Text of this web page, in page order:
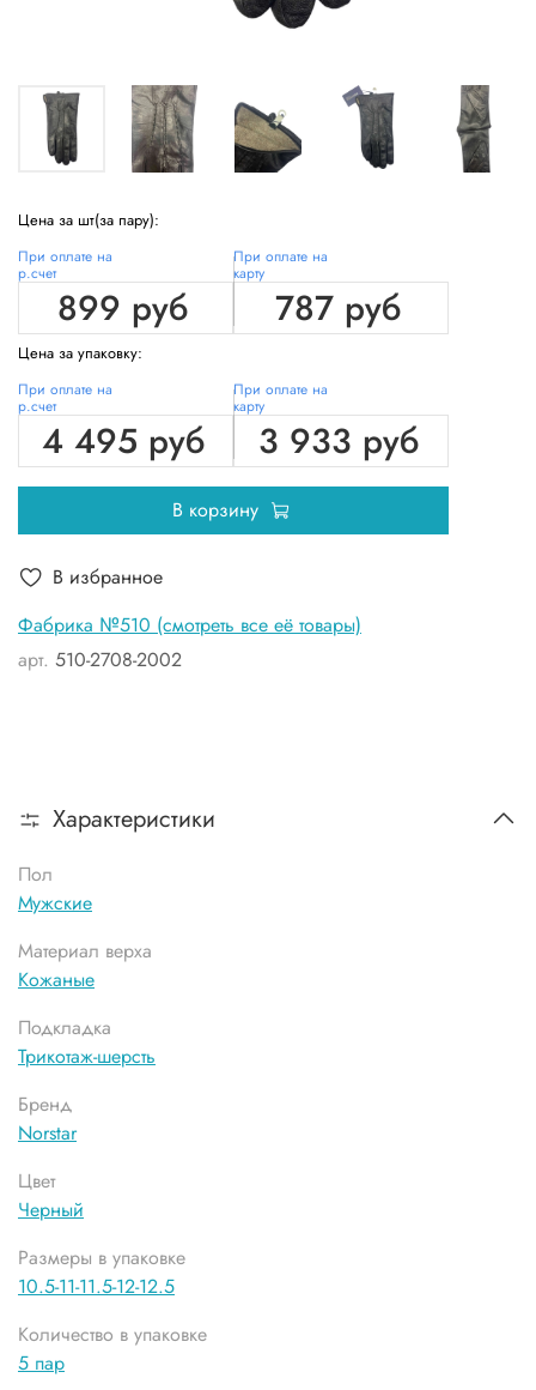
Фабрика №510 (смотреть все её товары)
арт. 510-2708-2002
Цена за шт(за пару):
При оплате на
р.счет
899 руб
При оплате на
карту
787 руб
Цена за упаковку:
При оплате на
р.счет
4 495 руб
При оплате на
карту
3 933 руб
В корзину
В избранное
Характеристики
Пол
Мужские
Материал верха
Кожаные
Подкладка
Трикотаж-шерсть
Бренд
Norstar
Цвет
Черный
Размеры в упаковке
10.5-11-11.5-12-12.5
Количество в упаковке
5 пар